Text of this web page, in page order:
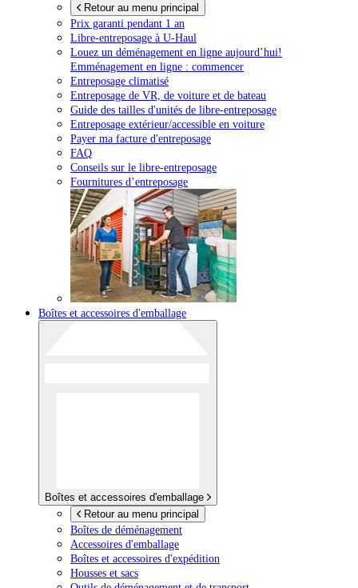
Retour au menu principal
Prix garanti pendant 1 an
Libre-entreposage à U-Haul
Louez un déménagement en ligne aujourd’hui!
Emménagement en ligne : commencer
Entreposage climatisé
Entreposage de VR, de voiture et de bateau
Guide des tailles d'unités de libre-entreposage
Entreposage extérieur/accessible en voiture
Payer ma facture d'entreposage
FAQ
Conseils sur le libre-entreposage
Fournitures d’entreposage
Boîtes et accessoires d'emballage
Boîtes et accessoires d'emballage
Retour au menu principal
Boîtes de déménagement
Accessoires d'emballage
Boîtes et accessoires d'expédition
Housses et sacs